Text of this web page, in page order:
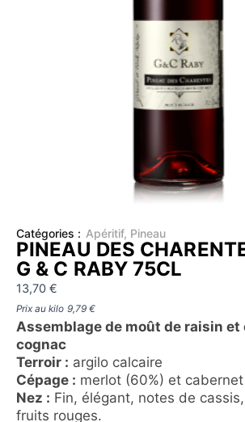
Catégories : Apéritif, Pineau
PINEAU DES
G & C RABY 75CL
13,70 €
Prix au kilo 9,79 €
Assemblage de moût de raisin et
cognac
Terroir : argilo calcaire
Cépage : merlot (60%) et
Nez : Fin, élégant, notes de
fruits rouges.